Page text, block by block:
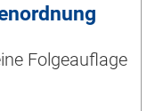
Folgeauflage